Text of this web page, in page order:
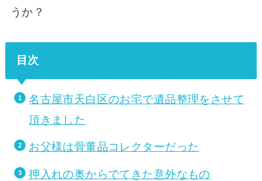
うか？
目次
名古屋市天白区のお宅で遺品整理をさせて
頂きました
お父様は骨董品コレクターだった
押入れの奥からでてきた意外なもの